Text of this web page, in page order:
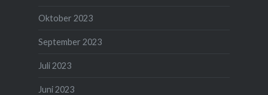
Oktober 2023
September 2023
Juli 2023
Juni 2023